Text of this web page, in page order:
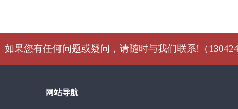
如果您有任何问题或疑问，请随时与我们联系!（
网站导航